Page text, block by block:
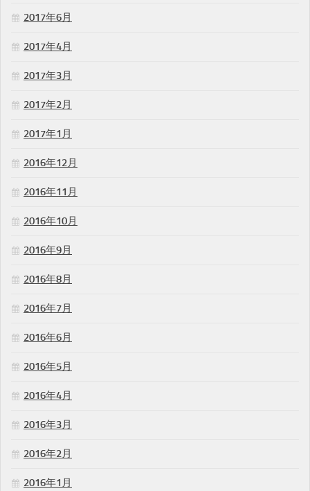
2017年6月
2017年4月
2017年3月
2017年2月
2017年1月
2016年12月
2016年11月
2016年10月
2016年9月
2016年8月
2016年7月
2016年6月
2016年5月
2016年4月
2016年3月
2016年2月
2016年1月